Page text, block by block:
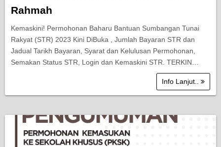
Rahmah
Kemaskini! Permohonan Baharu Bantuan Sumbangan Tunai
Rakyat (STR) 2023 Kini DiBuka , Jumlah Bayaran STR dan
Jadual Tarikh Bayaran, Syarat dan Kelulusan Permohonan,
Semakan Status STR, Login dan Kemaskini STR. TERKIN…
Info Lanjut..